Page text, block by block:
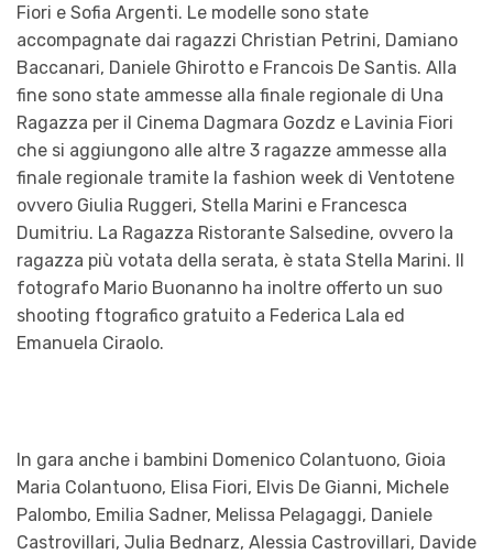
Fiori e Sofia Argenti. Le modelle sono state
accompagnate dai ragazzi Christian Petrini, Damiano
Baccanari, Daniele Ghirotto e Francois De Santis. Alla
fine sono state ammesse alla finale regionale di Una
Ragazza per il Cinema Dagmara Gozdz e Lavinia Fiori
che si aggiungono alle altre 3 ragazze ammesse alla
finale regionale tramite la fashion week di Ventotene
ovvero Giulia Ruggeri, Stella Marini e Francesca
Dumitriu. La Ragazza Ristorante Salsedine, ovvero la
ragazza più votata della serata, è stata Stella Marini. Il
fotografo Mario Buonanno ha inoltre offerto un suo
shooting ftografico gratuito a Federica Lala ed
Emanuela Ciraolo.
In gara anche i bambini Domenico Colantuono, Gioia
Maria Colantuono, Elisa Fiori, Elvis De Gianni, Michele
Palombo, Emilia Sadner, Melissa Pelagaggi, Daniele
Castrovillari, Julia Bednarz, Alessia Castrovillari, Davide